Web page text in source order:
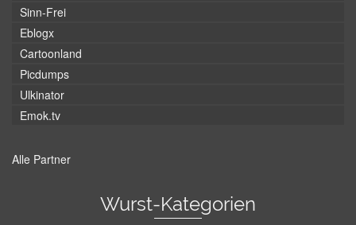
Sinn-Frei
Eblogx
Cartoonland
Picdumps
Ulkinator
Emok.tv
Alle Partner
Wurst-Kategorien